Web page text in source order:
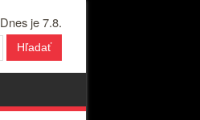
Dnes je 7.8.
Hľadať